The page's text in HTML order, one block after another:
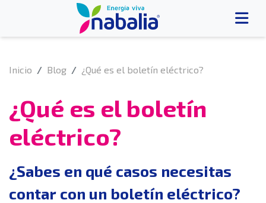
Inicio Blog ¿Qué es el boletín eléctrico?
¿Qué es el boletín
eléctrico?
¿Sabes en qué casos necesitas
contar con un boletín eléctrico?